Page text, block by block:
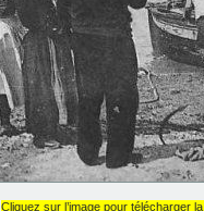
Cliquez sur l’image pour télécharger